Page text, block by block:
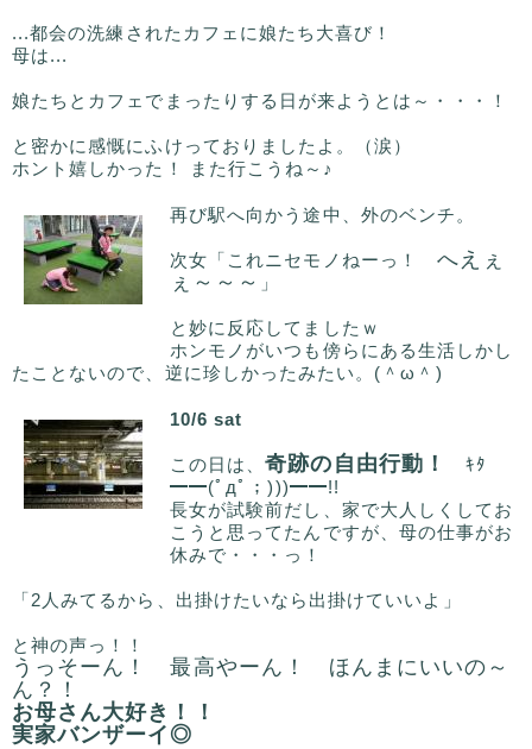
...都会の洗練されたカフェに娘たち大喜び！
母は...
娘たちとカフェでまったりする日が来ようとは～・・・！
と密かに感慨にふけっておりましたよ。（涙）
ホント嬉しかった！ また行こうね～♪
再び駅へ向かう途中、外のベンチ。
次女「これニセモノねーっ！ へえぇ
ぇ～～～ 」
と妙に反応してましたｗ
ホンモノがいつも傍らにある生活しかし
たことないので、逆に珍しかったみたい。(＾ω＾)
10/6 sat
この日は、奇跡の自由行動！
ｷﾀ
━━(ﾟдﾟ；)))━━!!
長女が試験前だし、家で大人しくしてお
こうと思ってたんですが、母の仕事がお
休みで・・・っ！
「2人みてるから、出掛けたいなら出掛けていいよ」
と神の声っ！！
うっそーん！ 最高やーん！ ほんまにいいの～
ん？！
お母さん大好き！！
実家バンザーイ◎